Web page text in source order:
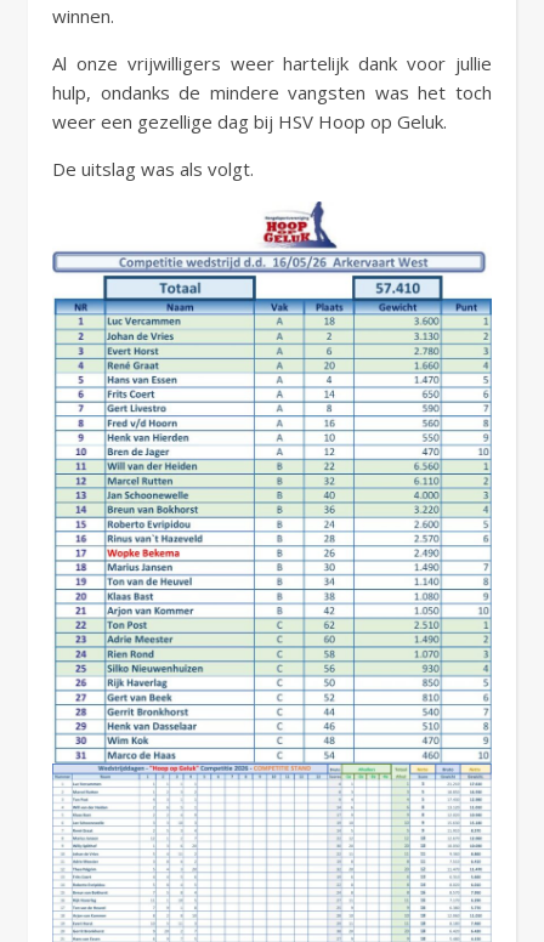
winnen.
Al onze vrijwilligers weer hartelijk dank voor jullie
hulp, ondanks de mindere vangsten was het toch
weer een gezellige dag bij HSV Hoop op Geluk.
De uitslag was als volgt.